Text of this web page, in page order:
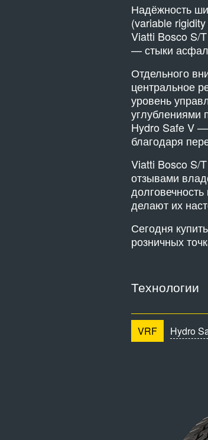
Надёжность
(variable
Viatti Bosco S/
— стыки
Отдельного
центральное
уровень
углублениями
Hydro Safe V
благодаря
Viatti Bosco S/
отзывами
делают их
Сегодня
розничных
Технологии
VRF Hydro